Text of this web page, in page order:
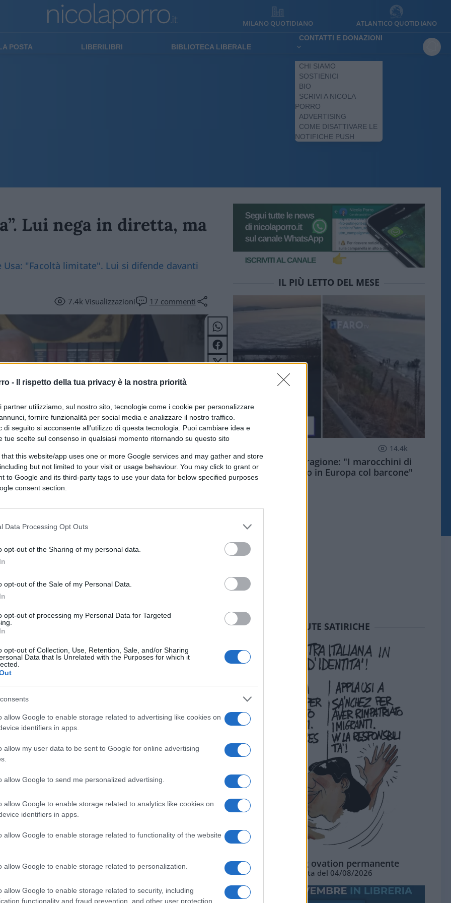
- Il rispetto della tua privacy è la nostra priorità
partner utilizziamo, sul nostro sito, tecnologie come i cookie per personalizzare
fornire funzionalità per social media e analizzare il nostro traffico.
di seguito si acconsente all'utilizzo di questa tecnologia. Puoi cambiare idea e
tue scelte sul consenso in qualsiasi momento ritornando su questo sito
that this website/app uses one or more Google services and may gather and store
but not limited to your visit or usage behaviour. You may click to grant or
to Google and its third-party tags to use your data for below specified purposes
consent section.
Data Processing Opt Outs
opt-out of the Sharing of my personal data.
opt-out of the Sale of my Personal Data.
opt-out of processing my Personal Data for Targeted
opt-out of Collection, Use, Retention, Sale, and/or Sharing
Data that Is Unrelated with the Purposes for which it
allow Google to enable storage related to advertising like cookies on
identifiers in apps.
allow my user data to be sent to Google for online advertising
allow Google to send me personalized advertising.
allow Google to enable storage related to analytics like cookies on
identifiers in apps.
allow Google to enable storage related to functionality of the website
allow Google to enable storage related to personalization.
allow Google to enable storage related to security, including
functionality and fraud prevention, and other user protection.
MILANO QUOTIDIANO ATLANTICO QUOTIDIANO
POSTA LIBERILIBRI BIBLIOTECA LIBERALE
CONTATTI E DONAZIONI
CHI SIAMO
SOSTIENICI
BIO
SCRIVI A NICOLA
PORRO
ADVERTISING
COME DISATTIVARE LE
NOTIFICHE PUSH
Lui nega in diretta, ma
"Facoltà limitate". Lui si difende davanti
7.4kVisualizzazioni 17 commenti
su Google
0:00
speciale Robert Hur, infatti, ha
che il Presidente degli Stati Uniti
avrebbe “facoltà limitate” e
ricorderebbe quando è stato
2021 in Germania, benché l’ex
ovviamente, non è mai stato
certifica il declino mentale
e, purtroppo per Biden, proprio nel
alle accuse del report del procuratore. In
IL PIÙ LETTO DEL MESE
14.4k
Meloni aveva ragione: "I marocchini di
Ceuta sbarcano in Europa col barcone"
SEDUTE SATIRICHE
La standing ovation permanente
Vignetta del 04/08/2026